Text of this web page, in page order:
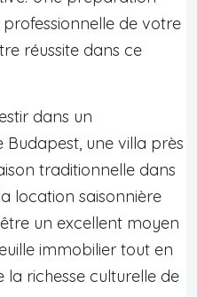
de votre
réussite dans ce
dans un
une villa près
traditionnelle dans
location saisonnière
un excellent moyen
immobilier tout en
richesse culturelle de